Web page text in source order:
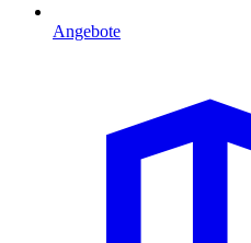
Angebote